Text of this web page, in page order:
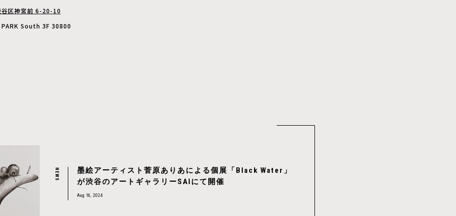
区神宮前 6-20-10
PARK South 3F 30800
NEWS
墨絵アーティスト菅原ありあによる個展「Black Water」
が渋谷のアートギャラリーSAIにて開催
Aug 16, 2024